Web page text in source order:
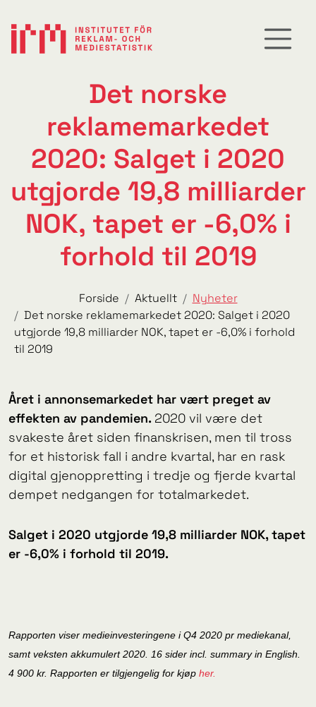
Det norske
reklamemarkedet
2020: Salget i 2020
utgjorde 19,8 milliarder
NOK, tapet er -6,0% i
forhold til 2019
Forside Aktuellt
Nyheter
Det norske reklamemarkedet 2020: Salget i 2020
utgjorde 19,8 milliarder NOK, tapet er -6,0% i forhold
til 2019
Året i annonsemarkedet har vært preget av
effekten av pandemien. 2020 vil være det
svakeste året siden finanskrisen, men til tross
for et historisk fall i andre kvartal, har en rask
digital gjenoppretting i tredje og fjerde kvartal
dempet nedgangen for totalmarkedet.
Salget i 2020 utgjorde 19,8 milliarder NOK, tapet
er -6,0% i forhold til 2019.
Rapporten viser medieinvesteringene i Q4 2020 pr mediekanal,
samt veksten akkumulert 2020. 16 sider incl. summary in English.
4 900 kr. Rapporten er tilgjengelig for kjøp her.